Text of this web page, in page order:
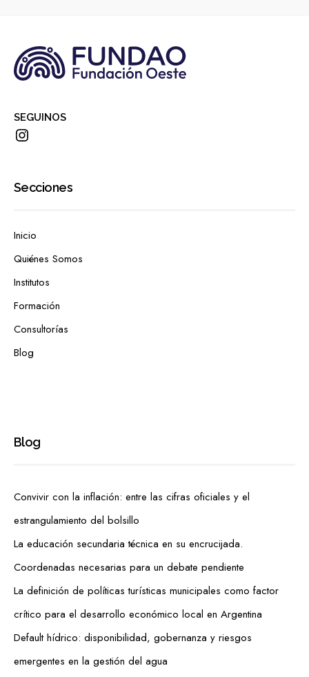
SEGUINOS
Secciones
Inicio
Quiénes Somos
Institutos
Formación
Consultorías
Blog
Blog
Convivir con la inflación: entre las cifras oficiales y el
estrangulamiento del bolsillo
La educación secundaria técnica en su encrucijada.
Coordenadas necesarias para un debate pendiente
La definición de políticas turísticas municipales como factor
crítico para el desarrollo económico local en Argentina
Default hídrico: disponibilidad, gobernanza y riesgos
emergentes en la gestión del agua